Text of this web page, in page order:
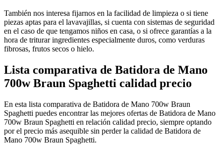
También nos interesa fijarnos en la facilidad de limpieza o si tiene
piezas aptas para el lavavajillas, si cuenta con sistemas de seguridad
en el caso de que tengamos niños en casa, o si ofrece garantías a la
hora de triturar ingredientes especialmente duros, como verduras
fibrosas, frutos secos o hielo.
Lista comparativa de Batidora de Mano
700w Braun Spaghetti calidad precio
En esta lista comparativa de Batidora de Mano 700w Braun
Spaghetti puedes encontrar las mejores ofertas de Batidora de Mano
700w Braun Spaghetti en relación calidad precio, siempre optando
por el precio más asequible sin perder la calidad de Batidora de
Mano 700w Braun Spaghetti.